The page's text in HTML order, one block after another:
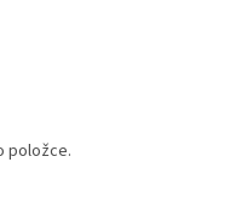
položce.